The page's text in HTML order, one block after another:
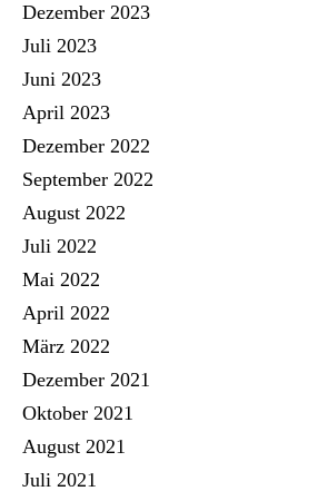
Dezember 2023
Juli 2023
Juni 2023
April 2023
Dezember 2022
September 2022
August 2022
Juli 2022
Mai 2022
April 2022
März 2022
Dezember 2021
Oktober 2021
August 2021
Juli 2021